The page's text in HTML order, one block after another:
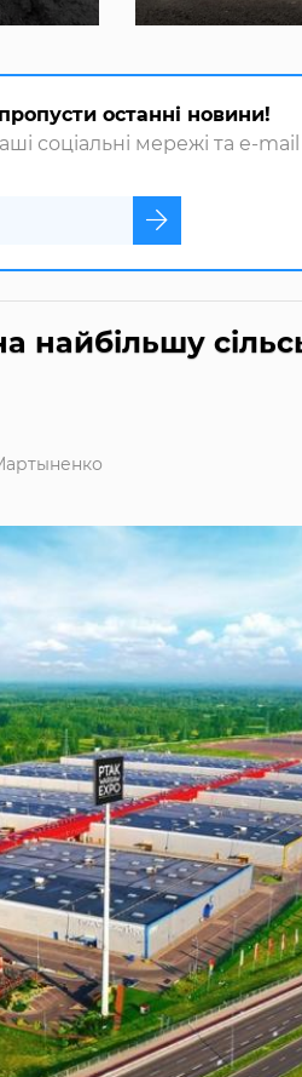
останні новини!
соціальні мережі та e-
найбільшу